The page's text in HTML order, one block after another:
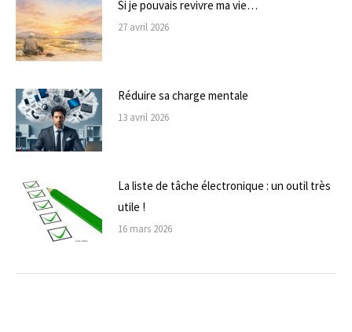
Si je pouvais revivre ma vie…
27 avril 2026
Réduire sa charge mentale
13 avril 2026
La liste de tâche électronique : un outil très
utile !
16 mars 2026